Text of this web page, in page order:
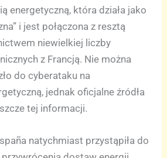
energetyczną, która działa jako
i jest połączona z resztą
niewielkiej liczby
z Francją. Nie można
do cyberataku na
jednak oficjalne źródła
tej informacji.
natychmiast przystąpiła do